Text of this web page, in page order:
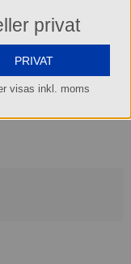
privat
PRIVAT
visas inkl. moms